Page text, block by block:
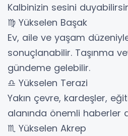
Kalbinizin sesini
♍ Yükselen Başak
Ev, aile ve yaşam
sonuçlanabilir. Taşınma
gündeme gelebilir.
♎ Yükselen Terazi
Yakın çevre, kardeşler,
alanında önemli haberler
♏ Yükselen Akrep